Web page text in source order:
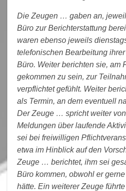
Die Zeugen … gaben an,
Büro zur Berichterstattung
waren ebenso jeweils
telefonischen Bearbeitung
Büro. Weiter berichten sie, am
gekommen zu sein, zur
verpflichtet gefühlt. Weiter
als Termin, an dem eventuell
Der Zeuge … spricht weiter
Meldungen über laufende
sei bei freiwilligen
etwa im Hinblick auf den
Zeuge … berichtet, ihm sei
Büro kommen, obwohl er
hätte. Ein weiterer Zeuge